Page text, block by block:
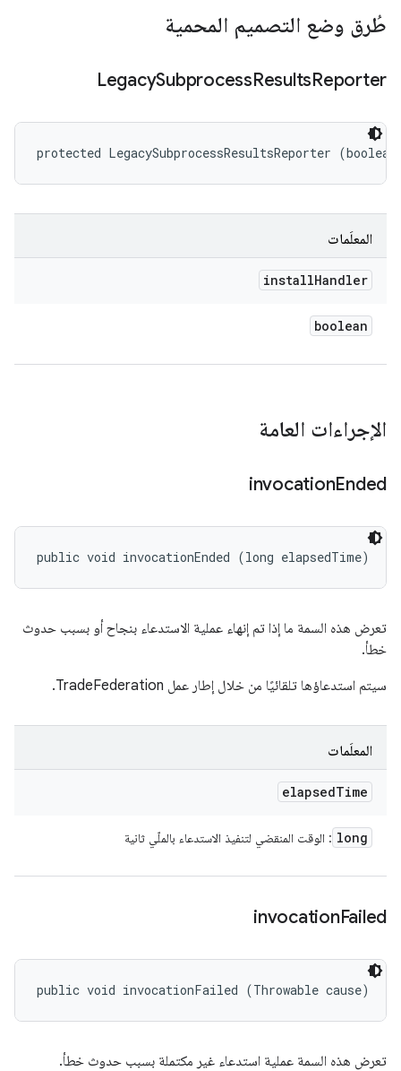
طُرق وضع التصميم المحمية
LegacySubprocessResultsReporter
protected LegacySubprocessResultsReporter
المعلَمات
installHandler
boolean
الإجراءات العامة
invocationEnded
public void invocationEnded (long elapsedTime)
تعرض هذه السمة ما إذا تم إنهاء عملية الاستدعاء بنجاح أو بسبب حدوث
خطأ.
سيتم استدعاؤها تلقائيًا من خلال إطار عمل TradeFederation.
المعلَمات
elapsedTime
long : الوقت المنقضي لتنفيذ الاستدعاء بالملّي ثانية
invocationFailed
public void invocationFailed (Throwable cause)
تعرض هذه السمة عملية استدعاء غير مكتملة بسبب حدوث خطأ.